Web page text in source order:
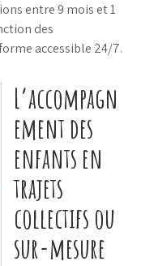
entre 9 mois et 1
des
accessible 24/7.
L’accompagn
ement des
enfants en
trajets
collectifs ou
sur-mesure